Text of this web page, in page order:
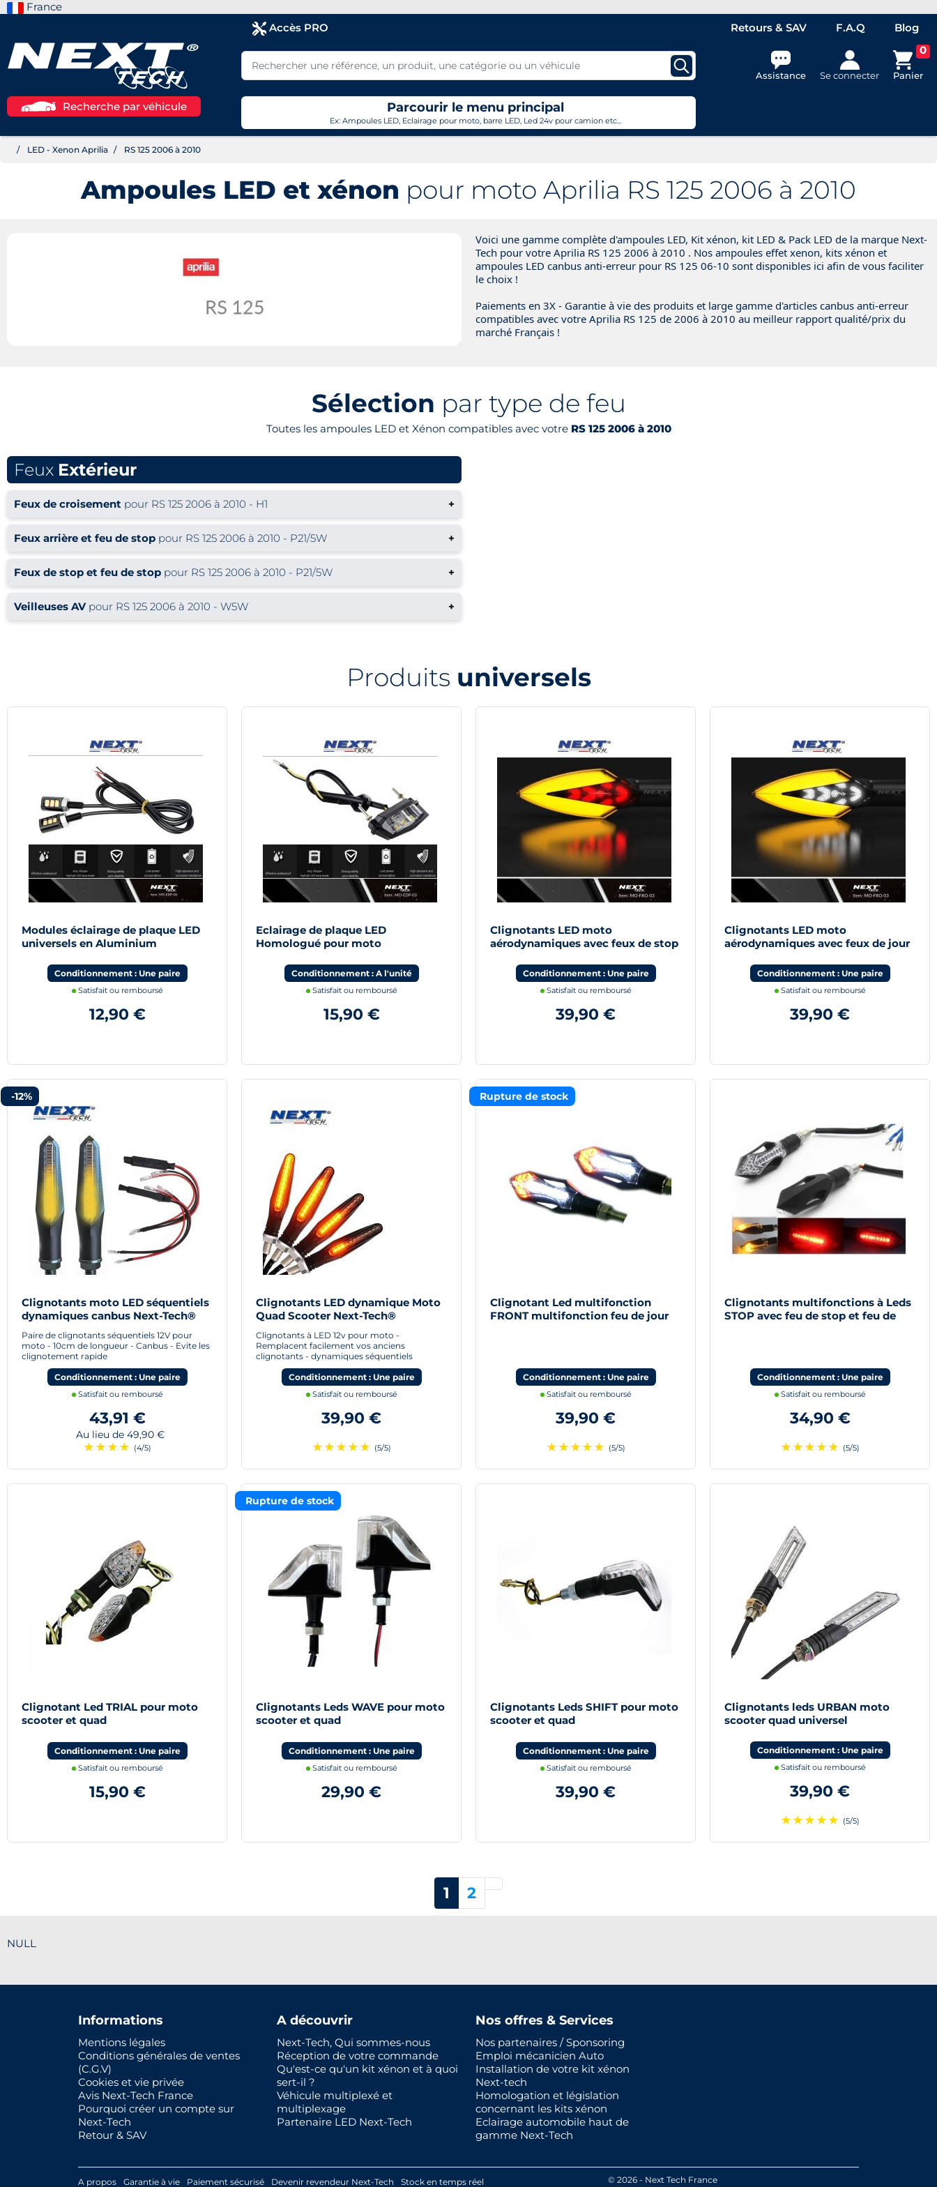
France
Accès PRO
Retours & SAV F.A.Q Blog
Assistance Se connecter
0
Panier
Recherche par véhicule Parcourir le menu principal
Ex: Ampoules LED, Eclairage pour moto, barre LED, Led 24v pour camion etc...
LED - Xenon Aprilia RS 125 2006 à 2010
Ampoules LED et xénon pour moto Aprilia RS 125 2006 à 2010
Voici une gamme complète d'ampoules LED, Kit xénon, kit LED & Pack LED de la marque Next-
Tech pour votre Aprilia RS 125 2006 à 2010 . Nos ampoules effet xenon, kits xénon et
ampoules LED canbus anti-erreur pour RS 125 06-10 sont disponibles ici afin de vous faciliter
le choix !
Paiements en 3X - Garantie à vie des produits et large gamme d'articles canbus anti-erreur
compatibles avec votre Aprilia RS 125 de 2006 à 2010 au meilleur rapport qualité/prix du
marché Français !
Sélection par type de feu
Toutes les ampoules LED et Xénon compatibles avec votre RS 125 2006 à 2010
Feux Extérieur
Feux de croisement pour RS 125 2006 à 2010 - H1 +
Feux arrière et feu de stop pour RS 125 2006 à 2010 - P21/5W +
Feux de stop et feu de stop pour RS 125 2006 à 2010 - P21/5W +
Veilleuses AVpour RS 125 2006 à 2010 - W5W +
Produits universels
Modules éclairage de plaque LED
universels en Aluminium
Conditionnement : Une paire
Satisfait ou remboursé
12,90 €
Eclairage de plaque LED
Homologué pour moto
Conditionnement : A l'unité
Satisfait ou remboursé
15,90 €
Clignotants LED moto
aérodynamiques avec feux de stop
Conditionnement : Une paire
Satisfait ou remboursé
39,90 €
Clignotants LED moto
aérodynamiques avec feux de jour
Conditionnement : Une paire
Satisfait ou remboursé
39,90 €
-12%
Clignotants moto LED séquentiels
dynamiques canbus Next-Tech®
Paire de clignotants séquentiels 12V pour
moto - 10cm de longueur - Canbus - Evite les
clignotement rapide
Conditionnement : Une paire
Satisfait ou remboursé
43,91 €
Au lieu de 49,90 €
★ ★ ★ ★ (4/5)
Clignotants LED dynamique Moto
Quad Scooter Next-Tech®
Clignotants à LED 12v pour moto -
Remplacent facilement vos anciens
clignotants - dynamiques séquentiels
Conditionnement : Une paire
Satisfait ou remboursé
39,90 €
★ ★ ★ ★ ★ (5/5)
Rupture de stock
Clignotant Led multifonction
FRONT multifonction feu de jour
Conditionnement : Une paire
Satisfait ou remboursé
39,90 €
★ ★ ★ ★ ★ (5/5)
Clignotants multifonctions à Leds
STOP avec feu de stop et feu de
Conditionnement : Une paire
Satisfait ou remboursé
34,90 €
★ ★ ★ ★ ★ (5/5)
Clignotant Led TRIAL pour moto
scooter et quad
Conditionnement : Une paire
Satisfait ou remboursé
15,90 €
Rupture de stock
Clignotants Leds WAVE pour moto
scooter et quad
Conditionnement : Une paire
Satisfait ou remboursé
29,90 €
Clignotants Leds SHIFT pour moto
scooter et quad
Conditionnement : Une paire
Satisfait ou remboursé
39,90 €
Clignotants leds URBAN moto
scooter quad universel
Conditionnement : Une paire
Satisfait ou remboursé
39,90 €
★ ★ ★ ★ ★ (5/5)
1 2 Suivant
NULL
Informations
Mentions légales
Conditions générales de ventes
(C.G.V)
Cookies et vie privée
Avis Next-Tech France
Pourquoi créer un compte sur
Next-Tech
Retour & SAV
A découvrir
Next-Tech, Qui sommes-nous
Réception de votre commande
Qu'est-ce qu'un kit xénon et à quoi
sert-il ?
Véhicule multiplexé et
multiplexage
Partenaire LED Next-Tech
Nos offres & Services
Nos partenaires / Sponsoring
Emploi mécanicien Auto
Installation de votre kit xénon
Next-tech
Homologation et législation
concernant les kits xénon
Eclairage automobile haut de
gamme Next-Tech
A propos Garantie à vie Paiement sécurisé Devenir revendeur Next-Tech Stock en temps réel © 2026 - Next Tech France